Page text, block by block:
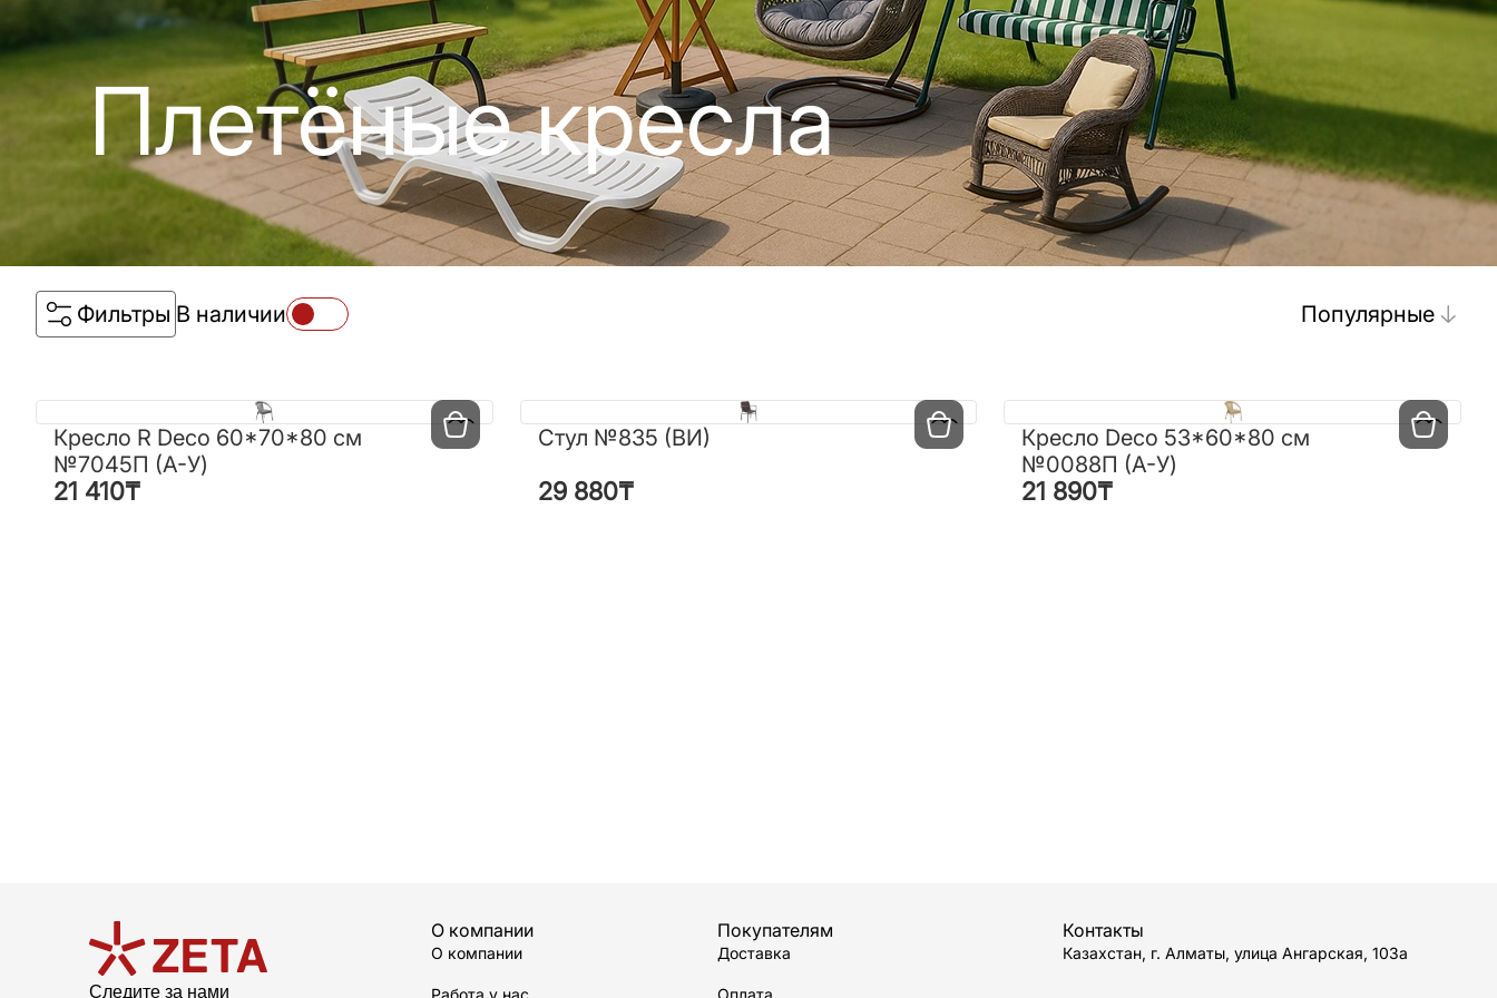
Плетёные кресла
Фильтры В наличии Популярные
Кресло R Deco 60*70*80 см
№7045П (A-У)
21 410₸
Кресло R Deco 60*70*80 см
№7045П (A-У)
21 410₸
Стул №835 (ВИ)
29 880₸
Стул №835 (ВИ)
29 880₸
Кресло Deco 53*60*80 см
№0088П (A-У)
21 890₸
Кресло Deco 53*60*80 см
№0088П (A-У)
21 890₸
Следите за нами
О компании
О компании
Работа у нас
Покупателям
Доставка
Оплата
Контакты
Казахстан, г. Алматы, улица Ангарская, 103а